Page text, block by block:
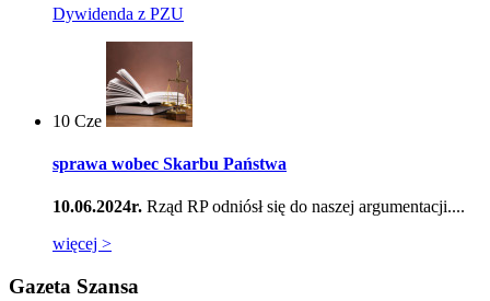
Dywidenda z PZU
10 Cze
sprawa wobec Skarbu Państwa
10.06.2024r. Rząd RP odniósł się do naszej argumentacji....
więcej >
Gazeta Szansa